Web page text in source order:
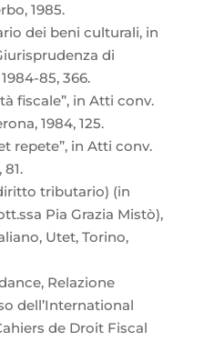
1985.
dei beni culturali, in
di
85, 366.
fiscale”, in Atti conv.
1984, 125.
repete”, in Atti conv.
tributario) (in
Pia Grazia Mistò),
Utet, Torino,
Relazione
dell’International
de Droit Fiscal